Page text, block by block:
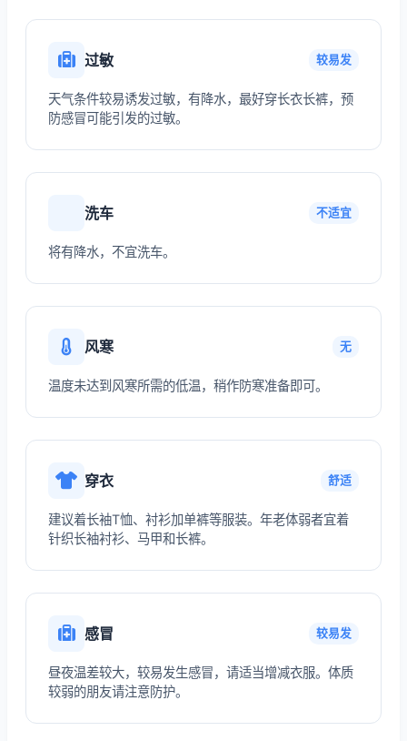
过敏 较易发
天气条件较易诱发过敏，有降水，最好穿长衣长裤，预
防感冒可能引发的过敏。
洗车 不适宜
将有降水，不宜洗车。
风寒 无
温度未达到风寒所需的低温，稍作防寒准备即可。
穿衣 舒适
建议着长袖T恤、衬衫加单裤等服装。年老体弱者宜着
针织长袖衬衫、马甲和长裤。
感冒 较易发
昼夜温差较大，较易发生感冒，请适当增减衣服。体质
较弱的朋友请注意防护。